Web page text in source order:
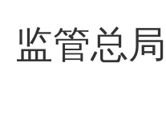
监管总局